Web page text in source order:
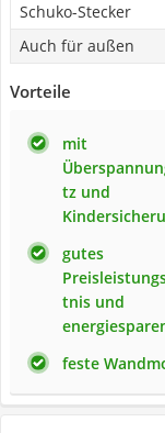
Schuko-Stecker
Auch für außen
Vorteile
mit
tz und
gutes
tnis und
feste